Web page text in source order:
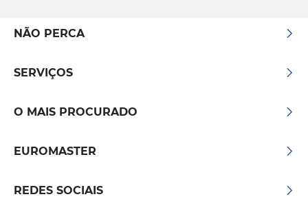
NÃO PERCA
SERVIÇOS
O MAIS PROCURADO
EUROMASTER
REDES SOCIAIS